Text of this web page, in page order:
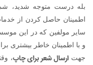
بله درست متوجه شدید،
اطمینان حاصل کردن از
سایر مولفین که در این
و با اطمینان خاطر بیشتری
جهت ارسال شعر برای چاپ،